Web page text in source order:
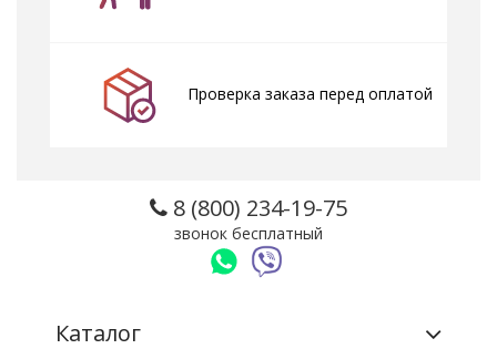
Проверка заказа перед оплатой
8 (800) 234-19-75
звонок бесплатный
Каталог